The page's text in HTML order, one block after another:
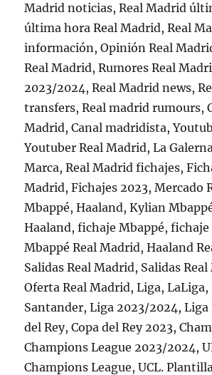
Madrid noticias, Real Madrid
última hora Real Madrid, Real
información, Opinión Real
Real Madrid, Rumores Real
2023/2024, Real Madrid news,
transfers, Real madrid rumours,
Madrid, Canal madridista,
Youtuber Real Madrid, La
Marca, Real Madrid fichajes,
Madrid, Fichajes 2023, Mercado
Mbappé, Haaland, Kylian
Haaland, fichaje Mbappé, fichaje
Mbappé Real Madrid, Haaland
Salidas Real Madrid, Salidas
Oferta Real Madrid, Liga, LaLiga,
Santander, Liga 2023/2024, Liga
del Rey, Copa del Rey 2023,
Champions League 2023/2024,
Champions League, UCL.